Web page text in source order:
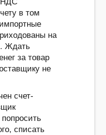
в том
на
Ждать
за товар
не
счет-
списать